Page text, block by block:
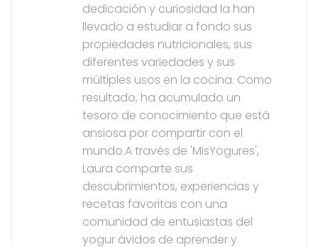
dedicación y curiosidad la han
llevado a estudiar a fondo sus
propiedades nutricionales, sus
diferentes variedades y sus
múltiples usos en la cocina. Como
resultado, ha acumulado un
tesoro de conocimiento que está
ansiosa por compartir con el
mundo.A través de 'MisYogures',
Laura comparte sus
descubrimientos, experiencias y
recetas favoritas con una
comunidad de entusiastas del
yogur ávidos de aprender y